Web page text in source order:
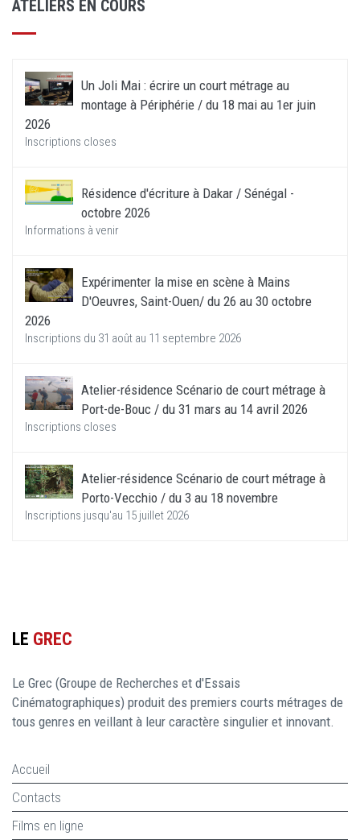
ATELIERS EN COURS
Un Joli Mai : écrire un court métrage au
montage à Périphérie / du 18 mai au 1er juin
2026
Inscriptions closes
Résidence d'écriture à Dakar / Sénégal -
octobre 2026
Informations à venir
Expérimenter la mise en scène à Mains
D'Oeuvres, Saint-Ouen/ du 26 au 30 octobre
2026
Inscriptions du 31 août au 11 septembre 2026
Atelier-résidence Scénario de court métrage à
Port-de-Bouc / du 31 mars au 14 avril 2026
Inscriptions closes
Atelier-résidence Scénario de court métrage à
Porto-Vecchio / du 3 au 18 novembre
Inscriptions jusqu'au 15 juillet 2026
LE GREC
Le Grec (Groupe de Recherches et d'Essais
Cinématographiques) produit des premiers courts métrages de
tous genres en veillant à leur caractère singulier et innovant.
Accueil
Contacts
Films en ligne